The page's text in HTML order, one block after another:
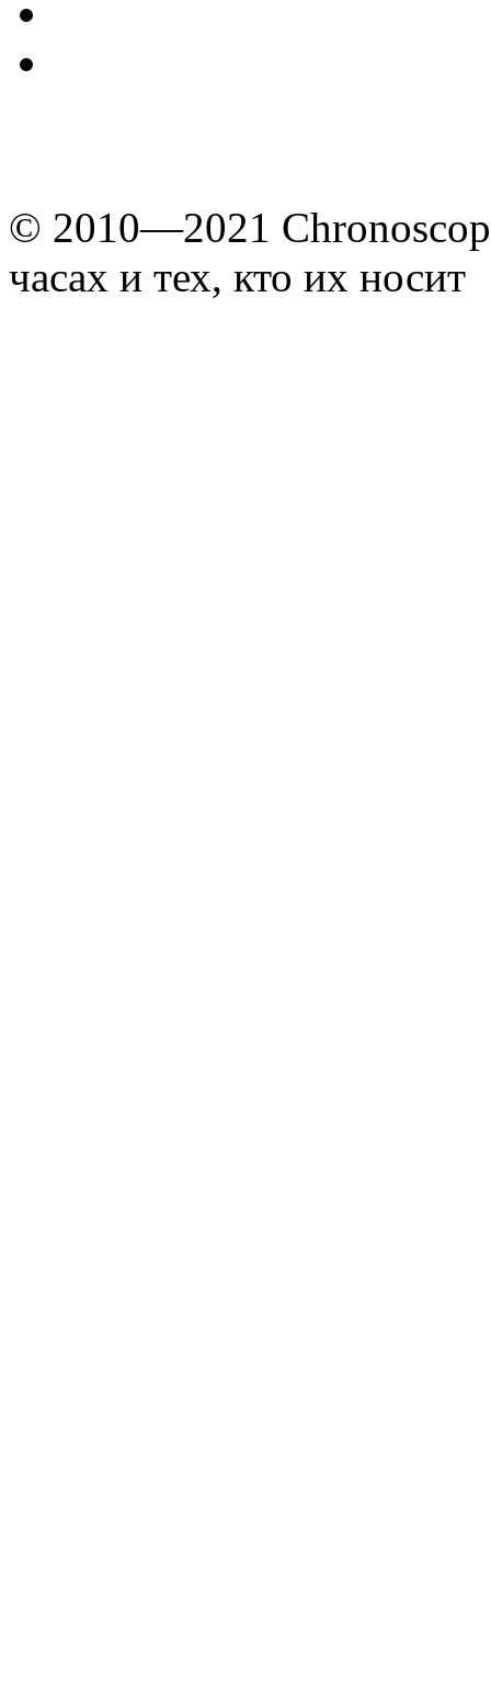
© 2010—2021
часах и тех, кто их носит